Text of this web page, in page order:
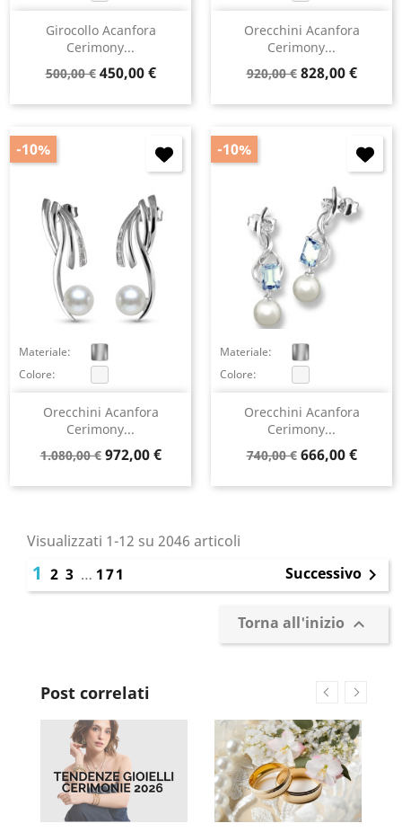
Girocollo Acanfora
Cerimony...
Prezzo
500,00 € Prezzo
450,00 €
Orecchini Acanfora
Cerimony...
Prezzo
920,00 € Prezzo
828,00 €
Orecchini Acanfora
Cerimony...
Prezzo
1.080,00 € Prezzo
972,00 €
Materiale:
Colore:
-10%
Orecchini Acanfora
Cerimony...
Prezzo
740,00 € Prezzo
666,00 €
Materiale:
Colore:
-10%
Visualizzati 1-12 su 2046 articoli
1 2 3 … 171 Successivo 
Torna all'inizio 
Post correlati
Accedi ×
You need to be logged in to save products in your
wish list.
Annulla Accedi